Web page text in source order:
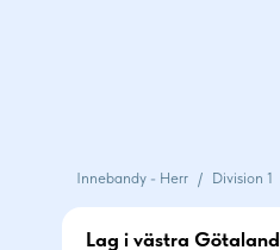
Innebandy - Herr / Division 1
Lag i västra Götaland